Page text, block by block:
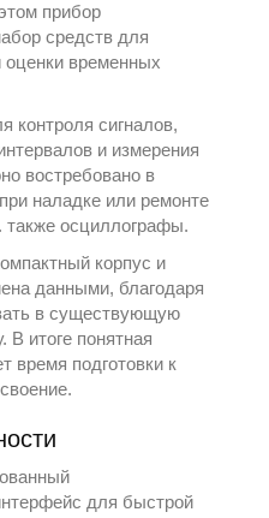
прибор
средств для
временных
контроля сигналов,
и измерения
востребовано в
наладке или ремонте
такжеосциллографы.
корпус и
данными, благодаря
в существующую
В итоге понятная
время подготовки к
для быстрой